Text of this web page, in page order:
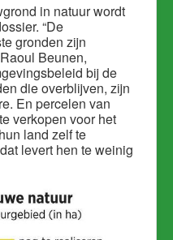
in natuur wordt
“De
gronden zijn
Beunen,
bij de
die overblijven, zijn
En percelen van
verkopen voor het
land zelf te
levert hen te weinig